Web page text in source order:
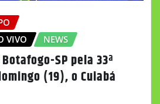
VIVO
NEWS
SP pela 33ª
(19), o Cuiabá